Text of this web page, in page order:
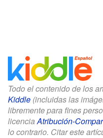
Todo el contenido de los
Kiddle (incluidas las
libremente para fines
licencia Atribución-
lo contrario. Citar este